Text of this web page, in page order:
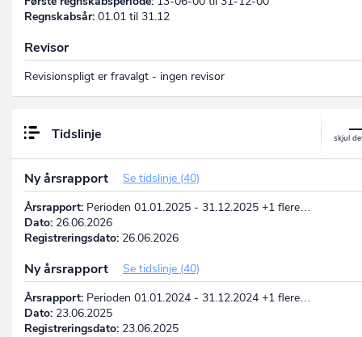
Regnskabsår: 01.01 til 31.12
Revisor
Revisionspligt er fravalgt - ingen revisor
Tidslinje
Ny årsrapport
Se tidslinje (40)
Årsrapport: Perioden 01.01.2025 - 31.12.2025 +1 flere…
Dato: 26.06.2026
Registreringsdato: 26.06.2026
Ny årsrapport
Se tidslinje (40)
Årsrapport: Perioden 01.01.2024 - 31.12.2024 +1 flere…
Dato: 23.06.2025
Registreringsdato: 23.06.2025